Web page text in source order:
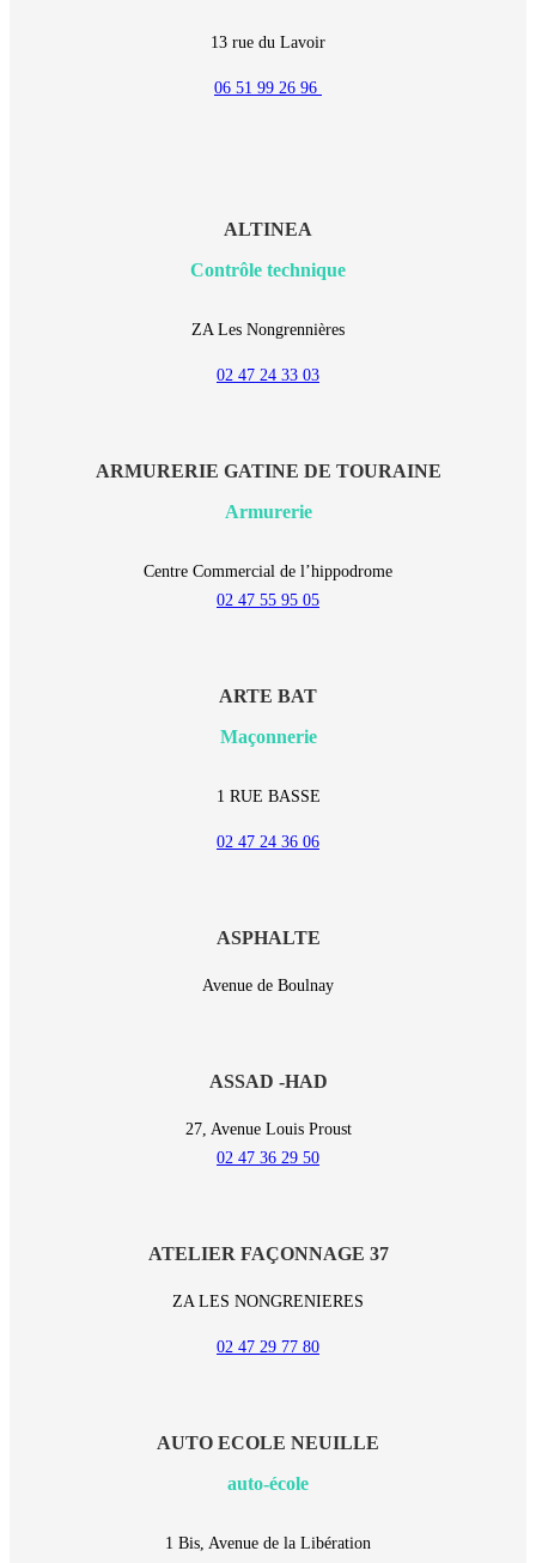
13 rue du Lavoir
06 51 99 26 96
ALTINEA
Contrôle technique
ZA Les Nongrennières
02 47 24 33 03
ARMURERIE GATINE DE TOURAINE
Armurerie
Centre Commercial de l’hippodrome
02 47 55 95 05
ARTE BAT
Maçonnerie
1 RUE BASSE
02 47 24 36 06
ASPHALTE
Avenue de Boulnay
ASSAD -HAD
27, Avenue Louis Proust
02 47 36 29 50
ATELIER FAÇONNAGE 37
ZA LES NONGRENIERES
02 47 29 77 80
AUTO ECOLE NEUILLE
auto-école
1 Bis, Avenue de la Libération